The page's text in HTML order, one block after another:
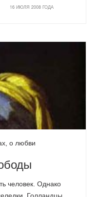
16 ИЮЛЯ 2008 ГОДА
о любви
человек. Однако